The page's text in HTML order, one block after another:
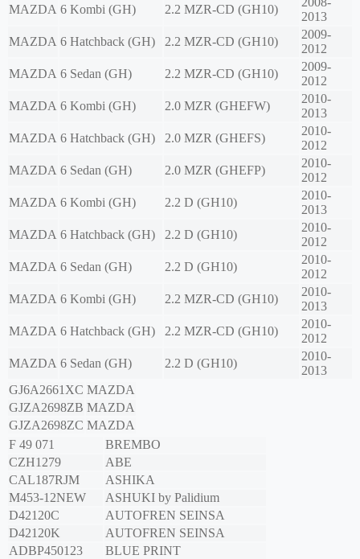
MAZDA 6 Kombi (GH) 2.2 MZR-CD (GH10)
2013
MAZDA 6 Hatchback (GH) 2.2 MZR-CD (GH10)
2009-
2012
MAZDA 6 Sedan (GH) 2.2 MZR-CD (GH10)
2009-
2012
MAZDA 6 Kombi (GH) 2.0 MZR (GHEFW)
2010-
2013
MAZDA 6 Hatchback (GH) 2.0 MZR (GHEFS)
2010-
2012
MAZDA 6 Sedan (GH) 2.0 MZR (GHEFP)
2010-
2012
MAZDA 6 Kombi (GH) 2.2 D (GH10)
2010-
2013
MAZDA 6 Hatchback (GH) 2.2 D (GH10)
2010-
2012
MAZDA 6 Sedan (GH) 2.2 D (GH10)
2010-
2012
MAZDA 6 Kombi (GH) 2.2 MZR-CD (GH10)
2010-
2013
MAZDA 6 Hatchback (GH) 2.2 MZR-CD (GH10)
2010-
2012
MAZDA 6 Sedan (GH) 2.2 D (GH10)
2010-
2013
GJ6A2661XC MAZDA
GJZA2698ZB MAZDA
GJZA2698ZC MAZDA
F 49 071
BREMBO
CZH1279
ABE
CAL187RJM
ASHIKA
M453-12NEW
ASHUKI by Palidium
D42120C
AUTOFREN SEINSA
D42120K
AUTOFREN SEINSA
ADBP450123
BLUE PRINT